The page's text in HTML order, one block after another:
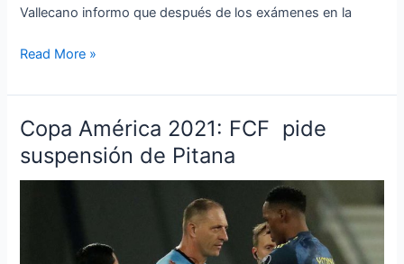
Vallecano informo que después de los exámenes en la
Read More »
Copa América 2021: FCF pide
suspensión de Pitana
Copa
2021: